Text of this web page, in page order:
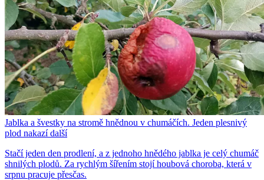
Jablka a švestky na stromě hnědnou v chumáčích. Jeden plesnivý
plod nakazí další
Stačí jeden den prodlení, a z jednoho hnědého jablka je celý chumáč
shnilých plodů. Za rychlým šířením stojí houbová choroba, která v
srpnu pracuje přesčas.